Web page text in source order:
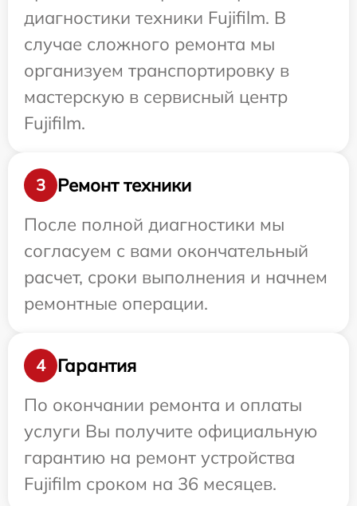
диагностики техники Fujifilm. В
случае сложного ремонта мы
организуем транспортировку в
мастерскую в сервисный центр
Fujifilm.
3
Ремонт техники
После полной диагностики мы
согласуем с вами окончательный
расчет, сроки выполнения и начнем
ремонтные операции.
4
Гарантия
По окончании ремонта и оплаты
услуги Вы получите официальную
гарантию на ремонт устройства
Fujifilm сроком на 36 месяцев.